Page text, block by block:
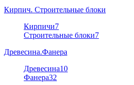
Кирпич. Строительные блоки
Кирпичи7
Строительные блоки7
Древесина.Фанера
Древесина10
Фанера32